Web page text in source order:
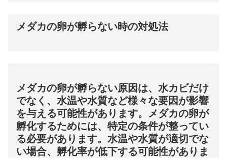
メダカの卵が孵らない時の対処法
メダカの卵が孵らない原因は、水カビだけ
でなく、水温や水質など様々な要因が影響
を与える可能性があります。メダカの卵が
孵化するためには、特定の条件が整ってい
る必要があります。水温や水質が適切でな
い場合、孵化率が低下する可能性がありま